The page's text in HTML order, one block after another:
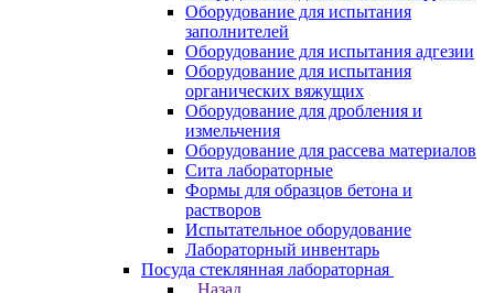
Оборудование для испытания
заполнителей
Оборудование для испытания адгезии
Оборудование для испытания
органических вяжущих
Оборудование для дробления и
измельчения
Оборудование для рассева материалов
Сита лабораторные
Формы для образцов бетона и
растворов
Испытательное оборудование
Лабораторный инвентарь
Посуда стеклянная лабораторная
Назад